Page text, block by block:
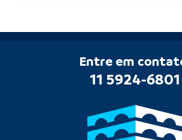
Entre em
11 5924-6801